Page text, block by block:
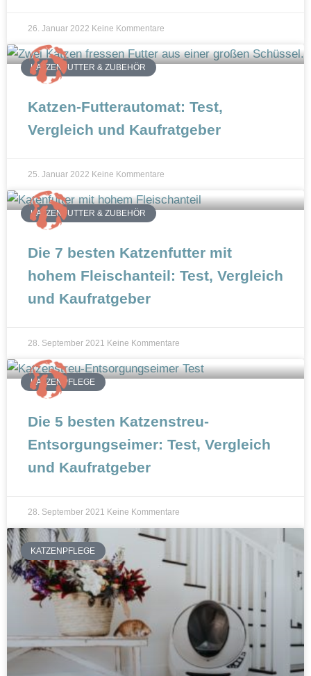
26. Januar 2022 Keine Kommentare
KATZENFUTTER & ZUBEHÖR
Katzen-Futterautomat: Test,
Vergleich und Kaufratgeber
25. Januar 2022 Keine Kommentare
KATZENFUTTER & ZUBEHÖR
Die 7 besten Katzenfutter mit
hohem Fleischanteil: Test, Vergleich
und Kaufratgeber
28. September 2021 Keine Kommentare
KATZENPFLEGE
Die 5 besten Katzenstreu-
Entsorgungseimer: Test, Vergleich
und Kaufratgeber
28. September 2021 Keine Kommentare
KATZENPFLEGE